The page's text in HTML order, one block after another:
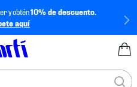
y obtén10% de descuento.
aquí